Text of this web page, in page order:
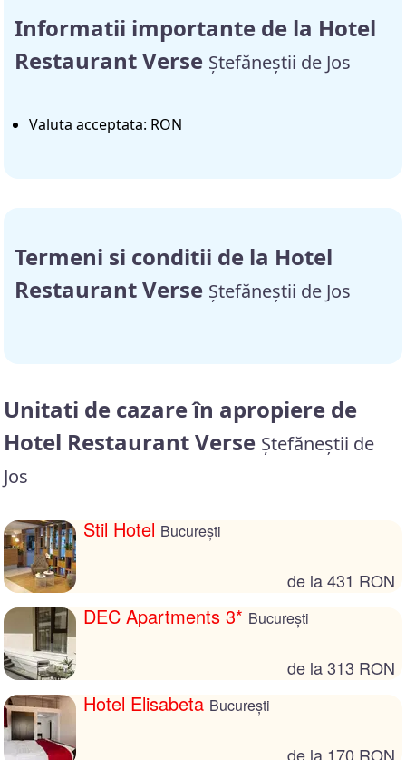
Informatii importante de la Hotel
Restaurant Verse Ștefăneștii de Jos
Valuta acceptata: RON
Termeni si conditii de la Hotel
Restaurant Verse Ștefăneștii de Jos
Unitati de cazare în apropiere de
Hotel Restaurant Verse Ștefăneștii de
Jos
Stil Hotel București
de la 431 RON
DEC Apartments 3* București
de la 313 RON
Hotel Elisabeta București
de la 170 RON